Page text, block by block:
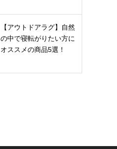
【アウトドアラグ】自然
の中で寝転がりたい方に
オススメの商品5選！